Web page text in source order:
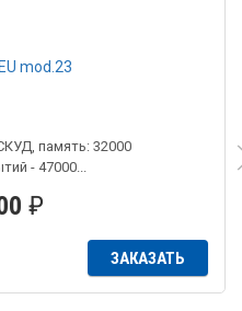
память: 32000
- 47000...
₽
ЗАКАЗАТЬ